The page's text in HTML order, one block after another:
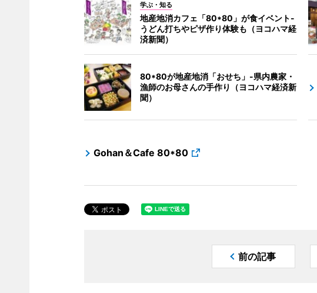
学ぶ・知る
地産地消カフェ「80*80」が食イベント-
うどん打ちやピザ作り体験も（ヨコハマ経
済新聞）
80*80が地産地消「おせち」-県内農家・
漁師のお母さんの手作り（ヨコハマ経済新
聞）
Gohan＆Cafe 80*80
前の記事